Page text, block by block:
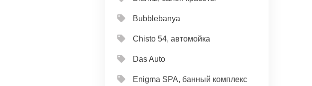
Bubblebanya
Chisto 54, автомойка
Das Auto
Enigma SPA, банный комплекс